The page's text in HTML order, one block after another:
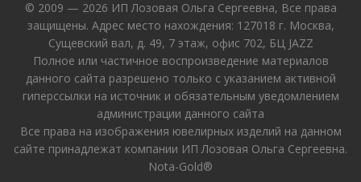
© 2009 — 2026 ИП Лозовая Ольга Сергеевна, Все права
защищены. Адрес место нахождения: 127018 г. Москва,
Сущевский вал, д. 49, 7 этаж, офис 702, БЦ JAZZ
Полное или частичное воспроизведение материалов
данного сайта разрешено только с указанием активной
гиперссылки на источник и обязательным уведомлением
администрации данного сайта
Все права на изображения ювелирных изделий на данном
сайте принадлежат компании ИП Лозовая Ольга Сергеевна.
Nota-Gold®